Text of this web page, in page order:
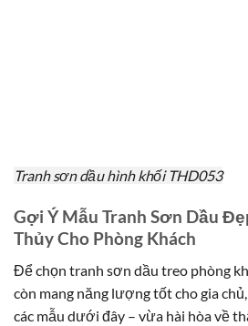
Tranh sơn dầu hình khối THD053
Gợi Ý Mẫu Tranh Sơn Dầu
Thủy Cho Phòng Khách
Để chọn tranh sơn dầu treo phòng
còn mang năng lượng tốt cho gia
các mẫu dưới đây – vừa hài hòa về